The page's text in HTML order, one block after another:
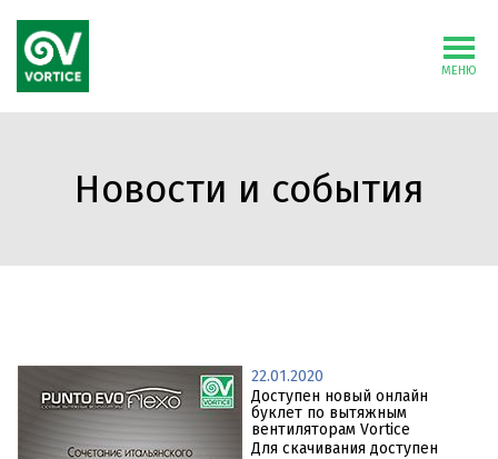
МЕНЮ
Новости и события
22.01.2020
Доступен новый онлайн
буклет по вытяжным
вентиляторам Vortice
Для скачивания доступен